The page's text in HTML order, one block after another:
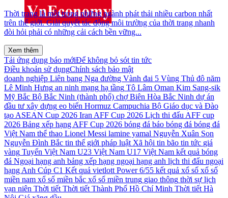
Thời trang là một trong những ngành phát thải nhiều carbon nhất
trên thế giới. Giải quyết tác động môi trường của thời trang nhanh
đòi hỏi phải có những cải cách bền vững...
Xem thêm
Tải ứng dụng báo mớiĐể không bỏ sót tin tức
Điều khoản sử dụngChính sách bảo mật
doanh nghiệp Liên bang Nga đường Vành đai 5 Vùng Thủ đô năm
Lê Minh Hưng an ninh mạng hạ tầng Tô Lâm Oman Kim Sang-sik
Mỹ Bắc Bộ Bắc Ninh (thành phố) chợ Biên Hòa Bắc Ninh dự án
đầu tư xây dựng eo biển Hormuz Campuchia Bộ Giáo dục và Đào
tạo ASEAN Cup 2026 Iran AFF Cup 2026 Lịch thi đấu AFF cup
2026 Bảng xếp hạng AFF Cup 2026 bóng đá báo bóng đá bóng đá
Việt Nam thể thao Lionel Messi lamine yamal Nguyễn Xuân Son
Nguyễn Đình Bắc tin thế giới pháp luật Xã hội tin bão tin tức giá
vàng Tuyển Việt Nam U23 Việt Nam U17 Việt Nam kết quả bóng
đá Ngoại hạng anh bảng xếp hạng ngoại hạng anh lịch thi đấu ngoại
hạng Anh Cúp C1 Kết quả vietlott Power 6/55 kết quả xổ số xổ số
miền nam xổ số miền bắc xổ số miền trung giao thông thời sự lịch
vạn niên Thời tiết Thời tiết Thành Phố Hồ Chí Minh Thời tiết Hà